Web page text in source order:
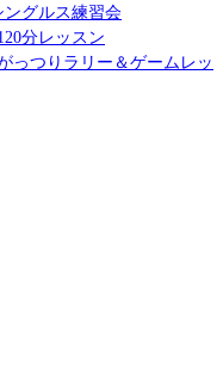
ングルス練習会
分レッスン
っつりラリー＆ゲームレッ